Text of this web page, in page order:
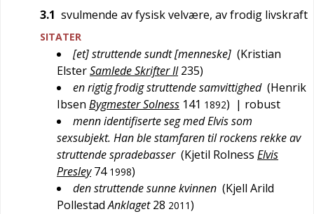
3.1 svulmende av fysisk velvære, av frodig livskraft
SITATER
[et] struttende sundt [menneske] (Kristian
ElsterSamlede Skrifter II 235)
en rigtig frodig struttende samvittighed (Henrik
Ibsen Bygmester Solness 141 1892) | robust
menn identifiserte seg med Elvis som
sexsubjekt. Han ble stamfaren til rockens rekke av
struttende spradebasser (Kjetil Rolness Elvis
Presley 74 1998)
den struttende sunne kvinnen (Kjell Arild
Pollestad Anklaget 28 2011)